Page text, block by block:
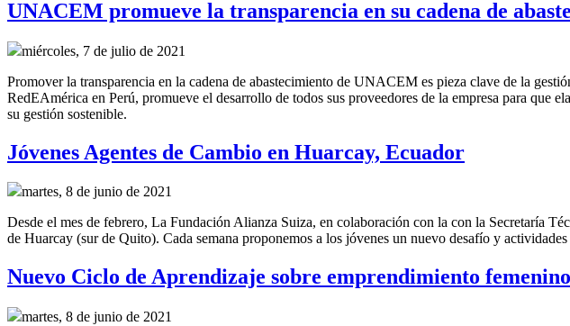
UNACEM promueve la transparencia en su cadena de
miércoles, 7 de julio de 2021
Promover la transparencia en la cadena de abastecimiento de UNACEM es pieza clave de la
RedEAmérica en Perú, promueve el desarrollo de todos sus proveedores de la empresa para que
su gestión sostenible.
Jóvenes Agentes de Cambio en Huarcay, Ecuador
martes, 8 de junio de 2021
Desde el mes de febrero, La Fundación Alianza Suiza, en colaboración con la con la Secretaría
de Huarcay (sur de Quito). Cada semana proponemos a los jóvenes un nuevo desafío y
Nuevo Ciclo de Aprendizaje sobre emprendimiento
martes, 8 de junio de 2021